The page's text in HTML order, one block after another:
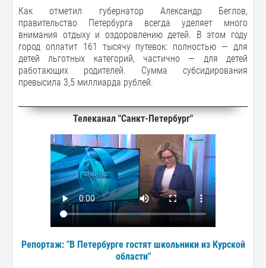
Как отметил губернатор Александр Беглов,
правительство Петербурга всегда уделяет много
внимания отдыху и оздоровлению детей. В этом году
город оплатит 161 тысячу путевок: полностью — для
детей льготных категорий, частично — для детей
работающих родителей. Сумма субсидирования
превысила 3,5 миллиарда рублей.
Телеканал "Санкт-Петербург"
Репортаж: "В Петербурге гостят школьники из Курской
области"